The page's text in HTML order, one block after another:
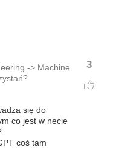
3
-> Machine
się do
co jest w necie
coś tam